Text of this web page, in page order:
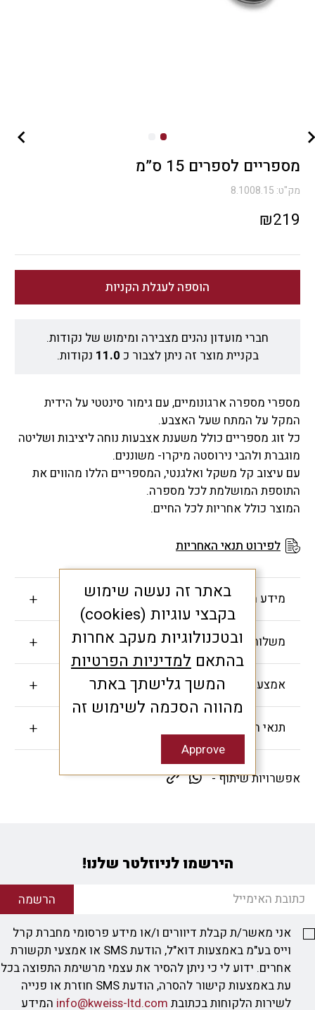
מספריים לספרים 15 ס”מ
מק"ט: 8.1008.15
₪219
הוספה לעגלת הקניות
חברי מועדון נהנים מצבירה ומימוש של נקודות.
בקניית מוצר זה ניתן לצבור כ 11.0 נקודות.
מספרי מספרה ארגונומיים, עם גימור סינטטי על הידית
המקל על המתח שעל האצבע.
כל זוג מספריים כולל משענת אצבעות נוחה ליציבות ושליטה
מוגברת ולהבי נירוסטה מיקרו- משוננים.
עם עיצוב קל משקל ואלגנטי, המספריים הללו מהווים את
התוספת המושלמת לכל מספרה.
המוצר כולל אחריות לכל החיים.
לפירוט תנאי האחריות
מידע חשוב
משלוחים והחזרות
אמצעי תשלום
תנאי האחריות
אפשרויות שיתוף -
הירשמו לניוזלטר שלנו!
הרשמה
אני מאשר/ת קבלת דיוורים ו/או מידע פרסומי מחברת קרל
וייס בע"מ באמצעות דוא"ל, הודעת SMS או אמצעי תקשורת
אחרים. ידוע לי כי ניתן להסיר את עצמי מרשימת התפוצה בכל
עת באמצעות קישור להסרה, הודעת SMS חוזרת או פנייה
לשירות הלקוחות בכתובת info@kweiss-ltd.com המידע
באתר זה נעשה שימוש
בקבצי עוגיות (cookies)
ובטכנולוגיות מעקב אחרות
בהתאם למדיניות הפרטיות
המשך גלישתך באתר
מהווה הסכמה לשימוש זה
Approve